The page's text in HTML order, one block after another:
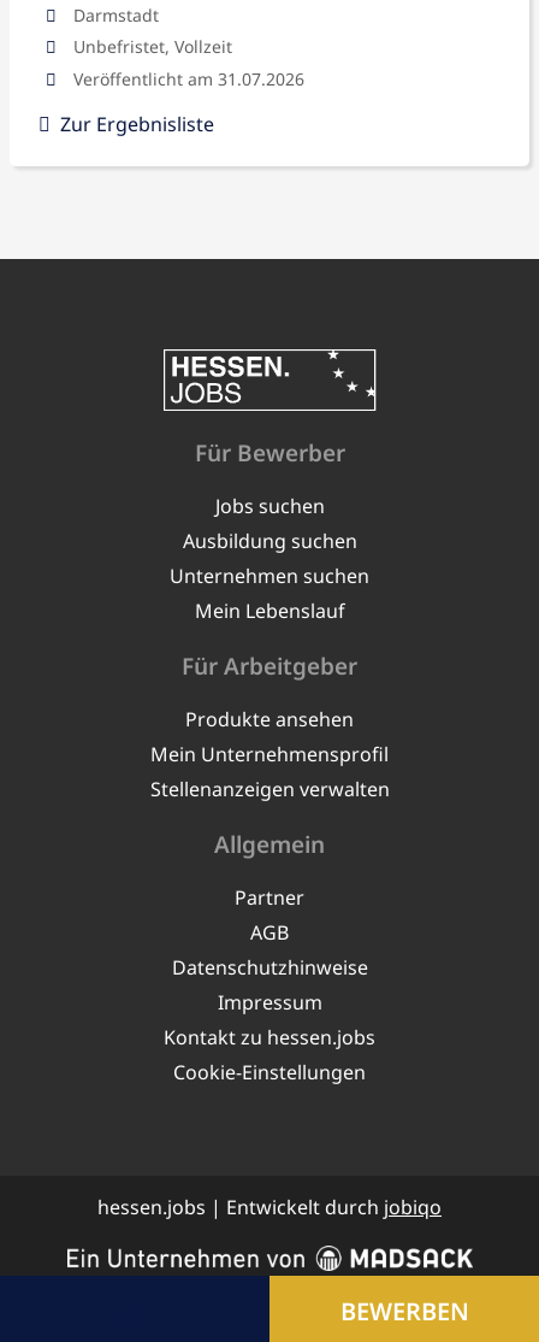
BEWERBEN
Darmstadt
Unbefristet, Vollzeit
Veröffentlicht am 31.07.2026
Zur Ergebnisliste
Für Bewerber
Jobs suchen
Ausbildung suchen
Unternehmen suchen
Mein Lebenslauf
Für Arbeitgeber
Produkte ansehen
Mein Unternehmensprofil
Stellenanzeigen verwalten
Allgemein
Partner
AGB
Datenschutzhinweise
Impressum
Kontakt zu hessen.jobs
Cookie-Einstellungen
hessen.jobs | Entwickelt durch jobiqo